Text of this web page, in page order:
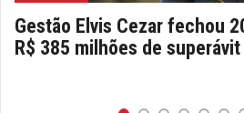
Gestão Elvis Cezar fechou
R$ 385 milhões de superávit